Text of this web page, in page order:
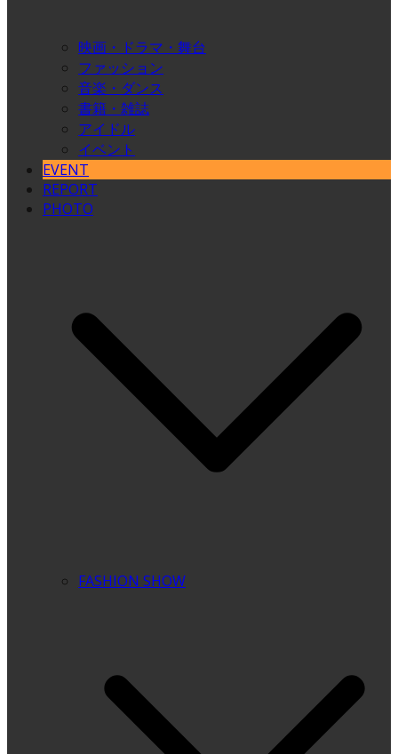
映画・ドラマ・舞台
ファッション
音楽・ダンス
書籍・雑誌
アイドル
イベント
EVENT
REPORT
PHOTO
FASHION SHOW